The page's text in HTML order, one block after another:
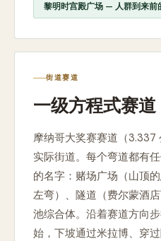
黎明时宫殿广场 — 人群到来前
街道赛道
一级方程式赛道
摩纳哥大奖赛赛道（3.337
实际街道。每个弯道都有
的名字：赌场广场（山顶
左弯）、隧道（费尔蒙酒
池综合体。沿着赛道方向
始，下坡通过米拉博、穿